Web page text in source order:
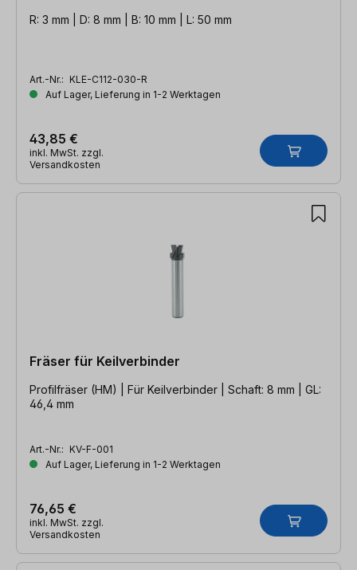
R: 3 mm | D: 8 mm | B: 10 mm | L: 50 mm
Art.-Nr.: KLE-C112-030-R
Auf Lager, Lieferung in 1-2 Werktagen
43,85 €
inkl. MwSt. zzgl.
Versandkosten
Fräser für Keilverbinder
Profilfräser (HM) | Für Keilverbinder | Schaft: 8 mm | GL:
46,4 mm
Art.-Nr.: KV-F-001
Auf Lager, Lieferung in 1-2 Werktagen
76,65 €
inkl. MwSt. zzgl.
Versandkosten